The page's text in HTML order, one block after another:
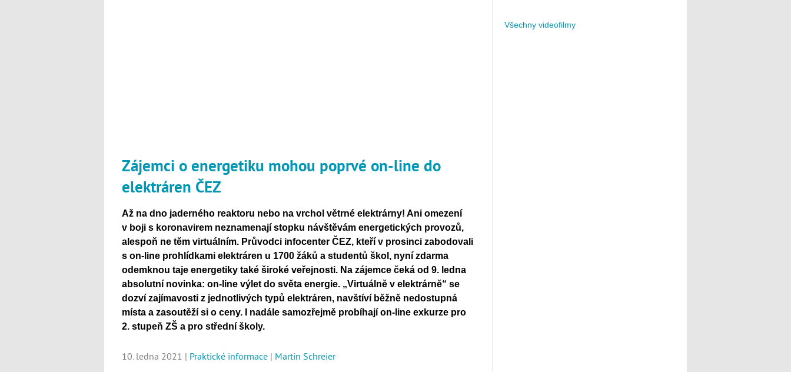
Zájemci o energetiku mohou poprvé on-line do
elektráren ČEZ
Až na dno jaderného reaktoru nebo na vrchol větrné elektrárny! Ani omezení
v boji s koronavirem neznamenají stopku návštěvám energetických provozů,
alespoň ne těm virtuálním. Průvodci infocenter ČEZ, kteří v prosinci zabodovali
s on-line prohlídkami elektráren u 1700 žáků a studentů škol, nyní zdarma
odemknou taje energetiky také široké veřejnosti. Na zájemce čeká od 9. ledna
absolutní novinka: on-line výlet do světa energie. „Virtuálně v elektrárně“ se
dozví zajímavosti z jednotlivých typů elektráren, navštíví běžně nedostupná
místa a zasoutěží si o ceny. I nadále samozřejmě probíhají on-line exkurze pro
2. stupeň ZŠ a pro střední školy.
10. ledna 2021 | Praktické informace | Martin Schreier
Všechny videofilmy